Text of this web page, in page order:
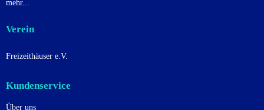
mehr...
Verein
Freizeithäuser e.V.
Kundenservice
Über uns